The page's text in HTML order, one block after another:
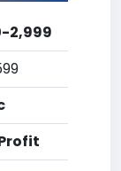
2,999